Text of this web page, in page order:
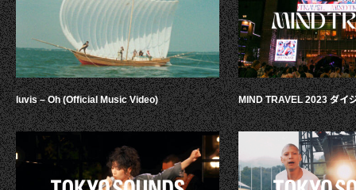
luvis – Oh (Official Music Video) MIND TRAVEL 2023 ダイ